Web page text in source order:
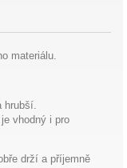
materiálu.
hrubší.
vhodný i pro
drží a příjemně